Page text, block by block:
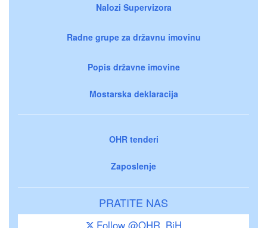
Nalozi Supervizora
Radne grupe za državnu imovinu
Popis državne imovine
Mostarska deklaracija
OHR tenderi
Zaposlenje
PRATITE NAS
Follow @OHR_BiH